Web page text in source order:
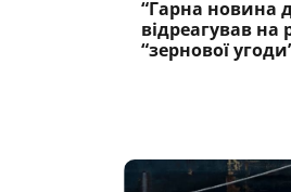
“Гарна новина
відреагував на
“зернової